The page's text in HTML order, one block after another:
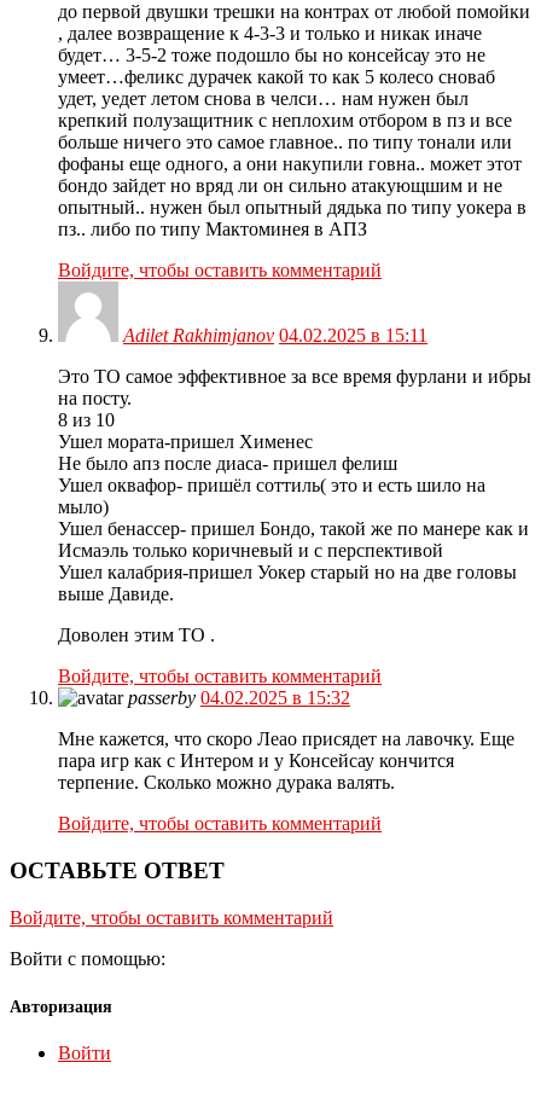
до первой двушки трешки на контрах от любой помойки
, далее возвращение к 4-3-3 и только и никак иначе
будет… 3-5-2 тоже подошло бы но консейсау это не
умеет…феликс дурачек какой то как 5 колесо сноваб
удет, уедет летом снова в челси… нам нужен был
крепкий полузащитник с неплохим отбором в пз и все
больше ничего это самое главное.. по типу тонали или
фофаны еще одного, а они накупили говна.. может этот
бондо зайдет но вряд ли он сильно атакующшим и не
опытный.. нужен был опытный дядька по типу уокера в
пз.. либо по типу Мактоминея в АПЗ
Войдите, чтобы оставить комментарий
Adilet Rakhimjanov 04.02.2025 в 15:11
Это ТО самое эффективное за все время фурлани и ибры
на посту.
8 из 10
Ушел мората-пришел Хименес
Не было апз после диаса- пришел фелиш
Ушел оквафор- пришёл соттиль( это и есть шило на
мыло)
Ушел бенассер- пришел Бондо, такой же по манере как и
Исмаэль только коричневый и с перспективой
Ушел калабрия-пришел Уокер старый но на две головы
выше Давиде.
Доволен этим ТО .
Войдите, чтобы оставить комментарий
passerby 04.02.2025 в 15:32
Мне кажется, что скоро Леао присядет на лавочку. Еще
пара игр как с Интером и у Консейсау кончится
терпение. Сколько можно дурака валять.
Войдите, чтобы оставить комментарий
ОСТАВЬТЕ ОТВЕТ
Войдите, чтобы оставить комментарий
Войти с помощью:
Авторизация
Войти